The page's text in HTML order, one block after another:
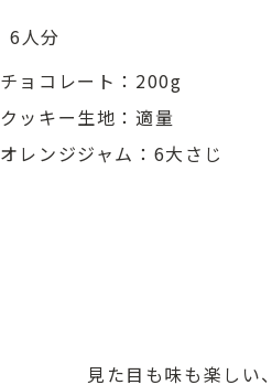
6人分
チョコレート：200g
クッキー生地：適量
オレンジジャム：6大さじ
見た目も味も楽しい